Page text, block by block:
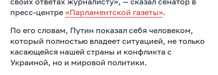
пресс-центре «Парламентской газеты».
По его словам, Путин показал себя человеком,
который полностью владеет ситуацией, не только
касающейся нашей страны и конфликта с
Украиной, но и мировой политики.